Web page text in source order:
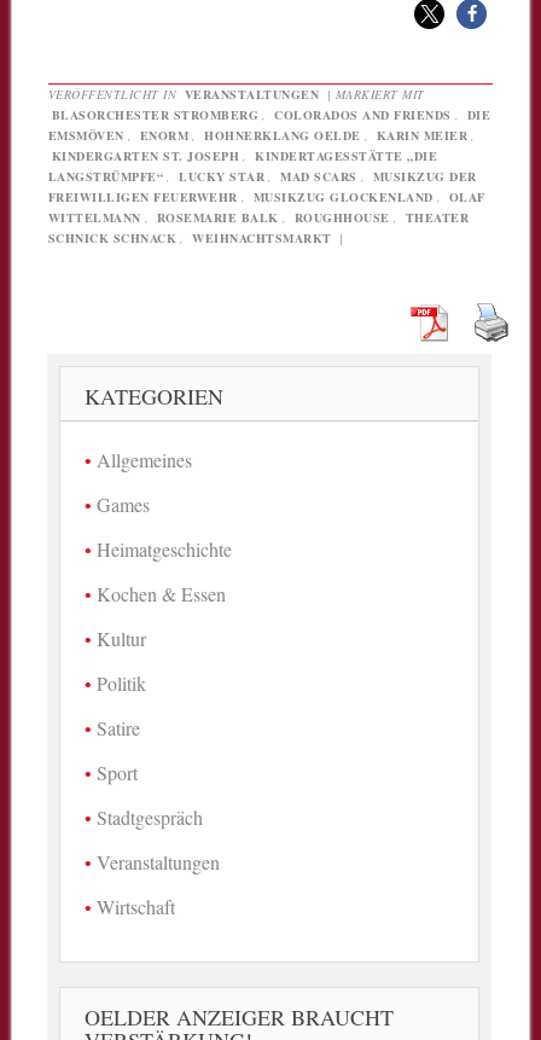
VERÖFFENTLICHT IN VERANSTALTUNGEN | MARKIERT MIT
BLASORCHESTER STROMBERG
COLORADOS AND FRIENDS
DIE
EMSMÖVEN
ENORM HOHNERKLANG OELDE KARIN MEIER
KINDERGARTEN ST. JOSEPH
KINDERTAGESSTÄTTE „DIE
LANGSTRÜMPFE“
LUCKY STAR MAD SCARS
MUSIKZUG DER
FREIWILLIGEN FEUERWEHR
MUSIKZUG GLOCKENLAND
OLAF
WITTELMANN
ROSEMARIE BALK ROUGHHOUSE
THEATER
SCHNICK SCHNACK
WEIHNACHTSMARKT |
KATEGORIEN
Allgemeines
Games
Heimatgeschichte
Kochen & Essen
Kultur
Politik
Satire
Sport
Stadtgespräch
Veranstaltungen
Wirtschaft
OELDER ANZEIGER BRAUCHT